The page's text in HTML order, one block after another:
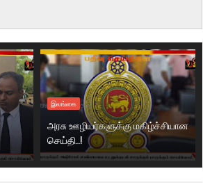
இலங்கை
அரசு ஊழியர்களுக்கு மகிழ்ச்சியான
செய்தி..!